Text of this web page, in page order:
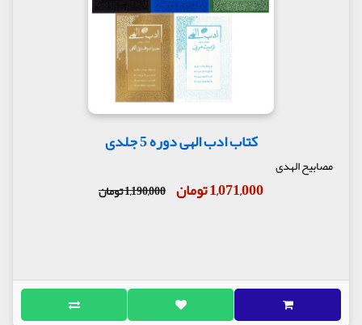
کتاب ادب الهی دوره 5 جلدی
مصابیح الهدی
1,071,000 تومان 1,190,000 تومان